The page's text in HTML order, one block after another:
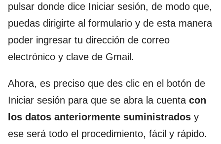
pulsar donde dice Iniciar sesión, de modo que,
puedas dirigirte al formulario y de esta manera
poder ingresar tu dirección de correo
electrónico y clave de Gmail.
Ahora, es preciso que des clic en el botón de
Iniciar sesión para que se abra la cuenta con
los datos anteriormente suministrados y
ese será todo el procedimiento, fácil y rápido.